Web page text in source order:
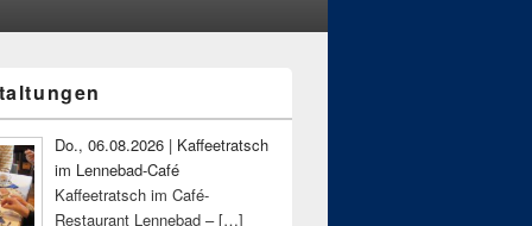
Do., 06.08.2026 | Kaffeetratsch
im Lennebad-Café
Kaffeetratsch im Café-
Restaurant Lennebad –[…]